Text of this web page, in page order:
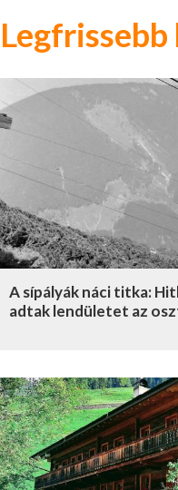
A sípályák náci titka:
adtak lendületet az